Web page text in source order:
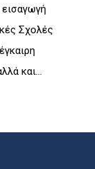
Σχολές
και…